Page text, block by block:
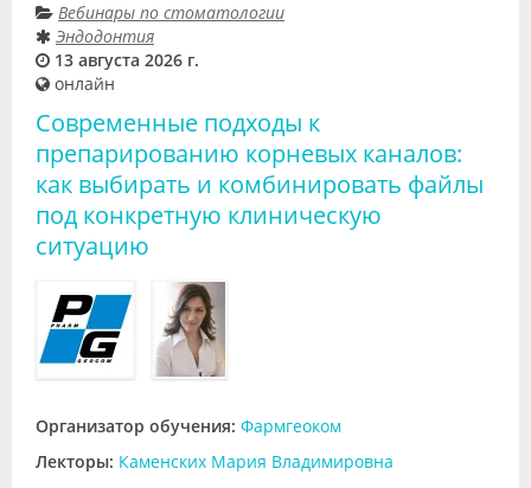
Вебинары по стоматологии
Эндодонтия
13 августа 2026 г.
онлайн
Современные подходы к
препарированию корневых каналов:
как выбирать и комбинировать файлы
под конкретную клиническую
ситуацию
Организатор обучения: Фармгеоком
Лекторы: Каменских Мария Владимировна